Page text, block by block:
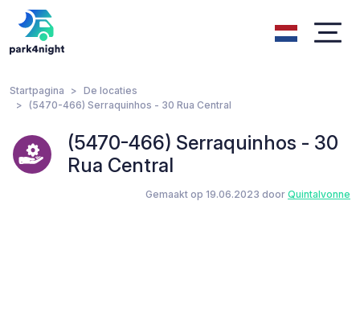
Startpagina
De locaties
(5470-466) Serraquinhos - 30 Rua Central
(5470-466) Serraquinhos - 30
Rua Central
Gemaakt op 19.06.2023 door QuintaIvonne